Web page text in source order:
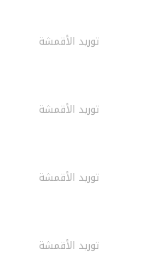
توريد الأقمشة
توريد الأقمشة
توريد الأقمشة
توريد الأقمشة